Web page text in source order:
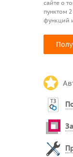
сайте о
пунктом
функций